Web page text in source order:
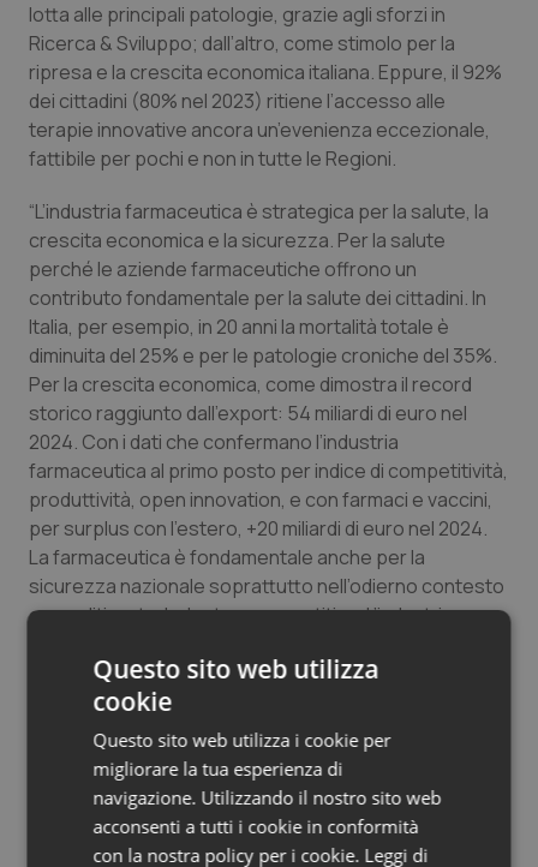
lotta alle principali patologie, grazie agli sforzi in
Ricerca & Sviluppo; dall’altro, come stimolo per la
ripresa e la crescita economica italiana. Eppure, il 92%
dei cittadini (80% nel 2023) ritiene l’accesso alle
terapie innovative ancora un’evenienza eccezionale,
fattibile per pochi e non in tutte le Regioni.
“L’industria farmaceutica è strategica per la salute, la
crescita economica e la sicurezza. Per la salute
perché le aziende farmaceutiche offrono un
contributo fondamentale per la salute dei cittadini. In
Italia, per esempio, in 20 anni la mortalità totale è
diminuita del 25% e per le patologie croniche del 35%.
Per la crescita economica, come dimostra il record
storico raggiunto dall’export: 54 miliardi di euro nel
2024. Con i dati che confermano l’industria
farmaceutica al primo posto per indice di competitività,
produttività, open innovation, e con farmaci e vaccini,
per surplus con l’estero, +20 miliardi di euro nel 2024.
La farmaceutica è fondamentale anche per la
sicurezza nazionale soprattutto nell’odierno contesto
geopolitico, turbolento e competitivo. L’industria
giusta direzione. E sottolinea che ora per restare
attrattivi è fondamentale una Strategia Nazionale sulla
Farmaceutica e le Scienze per la Vita. Con una decisa
riforma della governance della spesa farmaceutica
pubblica, che punti a migliorare ulteriormente
l’accesso alle cure, superare progressivamente i
payback, aumentare la competitività delle imprese e
Questo sito web utilizza
cookie
Questo sito web utilizza i cookie per
migliorare la tua esperienza di
navigazione. Utilizzando il nostro sito web
acconsenti a tutti i cookie in conformità
con la nostra policy per i cookie. Leggi di